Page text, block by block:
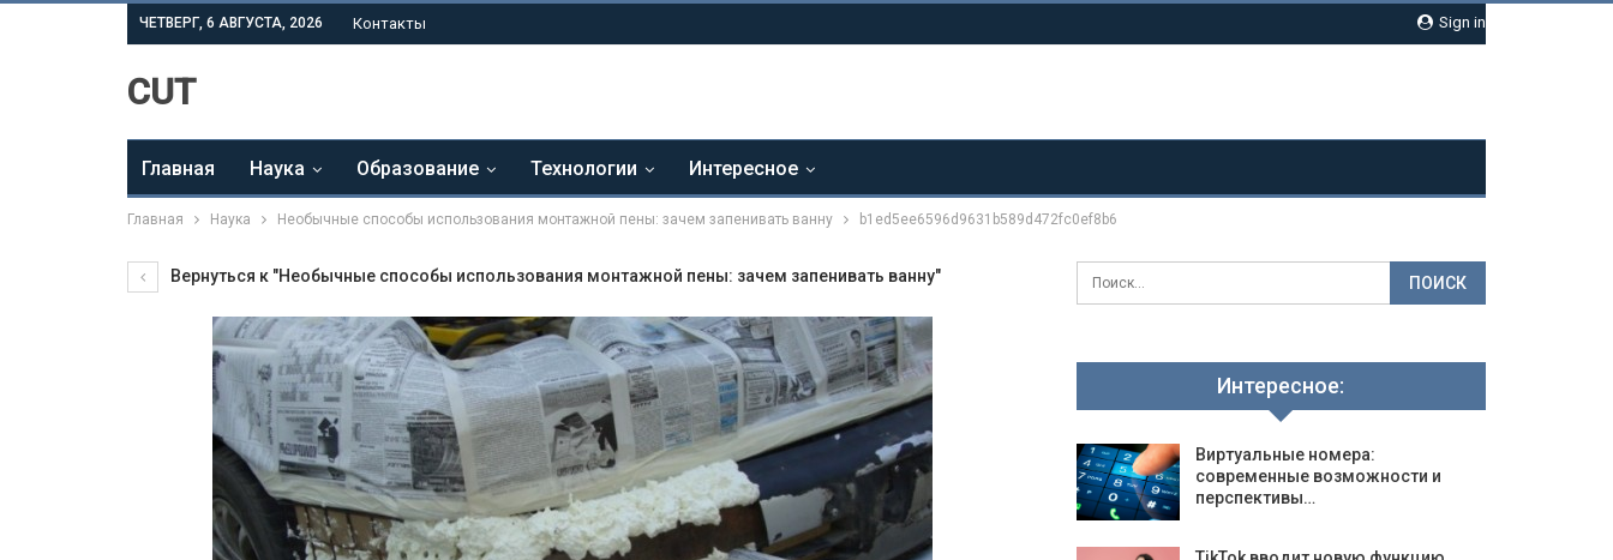
Sign in
ЧЕТВЕРГ, 6 АВГУСТА, 2026 Контакты
CUT
Главная Наука Образование Технологии Интересное
Главная Наука Необычные способы использования монтажной пены: зачем запенивать ванну b1ed5ee6596d9631b589d472fc0ef8b6
Вернуться к "Необычные способы использования монтажной пены: зачем запенивать ванну"
Интересное:
Виртуальные номера:
современные возможности и
перспективы…